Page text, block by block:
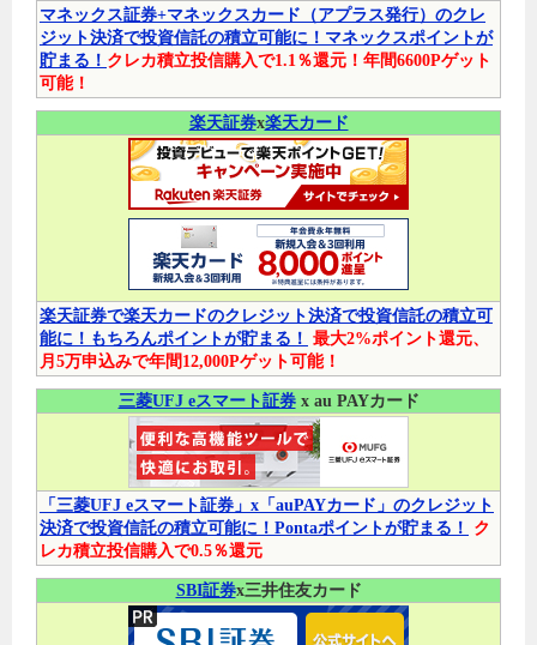
マネックス証券+マネックスカード（アプラス発行）のクレ
ジット決済で投資信託の積立可能に！マネックスポイントが
貯まる！ クレカ積立投信購入で1.1％還元！年間6600Pゲット
可能！
楽天証券x楽天カード
楽天証券で楽天カードのクレジット決済で投資信託の積立可
能に！もちろんポイントが貯まる！ 最大2%ポイント還元、
月5万申込みで年間12,000Pゲット可能！
三菱UFJ eスマート証券x au PAYカード
「三菱UFJ eスマート証券」x「auPAYカード」のクレジット
決済で投資信託の積立可能に！Pontaポイントが貯まる！
ク
レカ積立投信購入で0.5％還元
SBI証券x三井住友カード